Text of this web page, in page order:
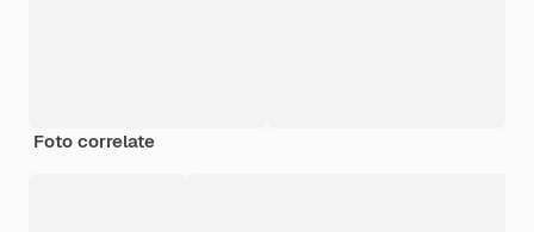
Foto correlate